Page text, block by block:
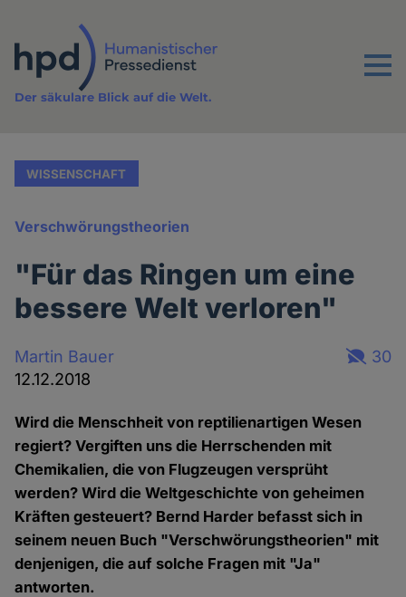
Inhalt
Menu
Der säkulare Blick auf die Welt.
WISSENSCHAFT
Verschwörungstheorien
"Für das Ringen um eine
bessere Welt verloren"
Martin Bauer
12.12.2018
30
Wird die Menschheit von reptilienartigen Wesen
regiert? Vergiften uns die Herrschenden mit
Chemikalien, die von Flugzeugen versprüht
werden? Wird die Weltgeschichte von geheimen
Kräften gesteuert? Bernd Harder befasst sich in
seinem neuen Buch "Verschwörungstheorien" mit
denjenigen, die auf solche Fragen mit "Ja"
antworten.